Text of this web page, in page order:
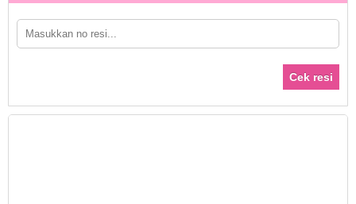
Cek resi